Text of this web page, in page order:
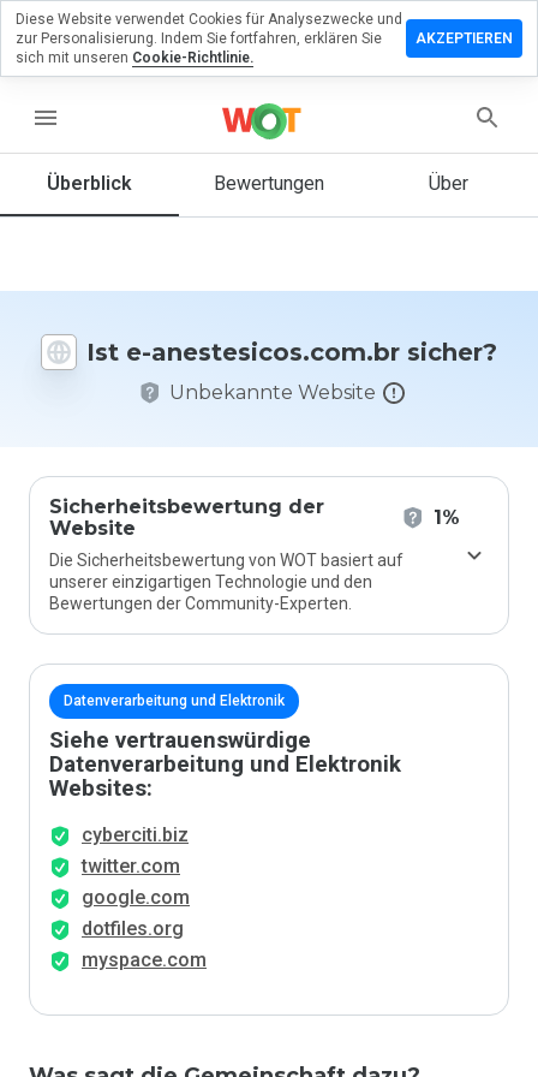
menu
Überblick Bewertungen Über
Ist e-anestesicos.com.br sicher?
Unbekannte Website
Sicherheitsbewertung der
Website
1%
Die Sicherheitsbewertung von WOT basiert auf
unserer einzigartigen Technologie und den
Bewertungen der Community-Experten.
Datenverarbeitung und Elektronik
Siehe vertrauenswürdige
Datenverarbeitung und Elektronik
Websites:
cyberciti.biz
twitter.com
google.com
dotfiles.org
myspace.com
Sie
zu
Sie diese
auf einer
Skala von
1 bis 5
Diese Website verwendet Cookies für Analysezwecke und
zur Personalisierung. Indem Sie fortfahren, erklären Sie
sich mit unseren Cookie-Richtlinie.
AKZEPTIEREN